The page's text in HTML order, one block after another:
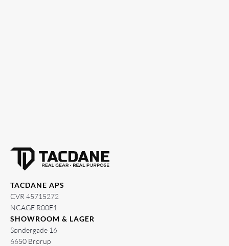
TACDANE APS
CVR 45715272
NCAGE R00E1
SHOWROOM & LAGER
Søndergade 16
6650 Brørup